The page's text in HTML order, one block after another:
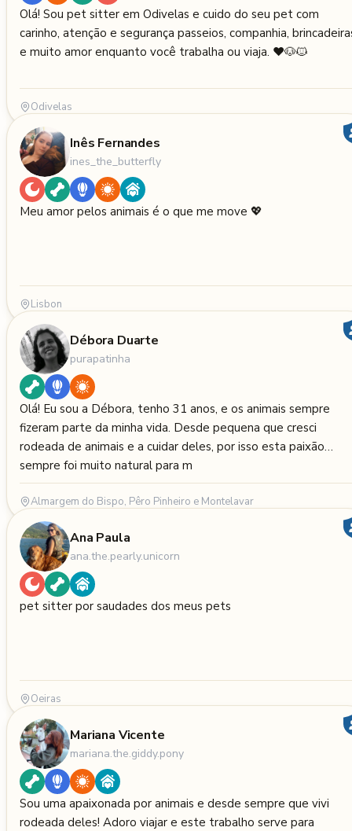
Olá! Sou pet sitter em Odivelas e cuido do seu pet com
carinho, atenção e segurança passeios, companhia,
e muito amor enquanto você trabalha ou viaja. ❤️🐶🐱
Odivelas
Inês Fernandes
ines_the_butterfly
Meu amor pelos animais é o que me move 💖
Lisbon
Débora Duarte
purapatinha
Olá! Eu sou a Débora, tenho 31 anos, e os animais sempre
fizeram parte da minha vida. Desde pequena que cresci
rodeada de animais e a cuidar deles, por isso esta paixão
sempre foi muito natural para m
Almargem do Bispo, Pêro Pinheiro e Montelavar
Ana Paula
ana.the.pearly.unicorn
pet sitter por saudades dos meus pets
Oeiras
Mariana Vicente
mariana.the.giddy.pony
Sou uma apaixonada por animais e desde sempre que vivi
rodeada deles! Adoro viajar e este trabalho serve para